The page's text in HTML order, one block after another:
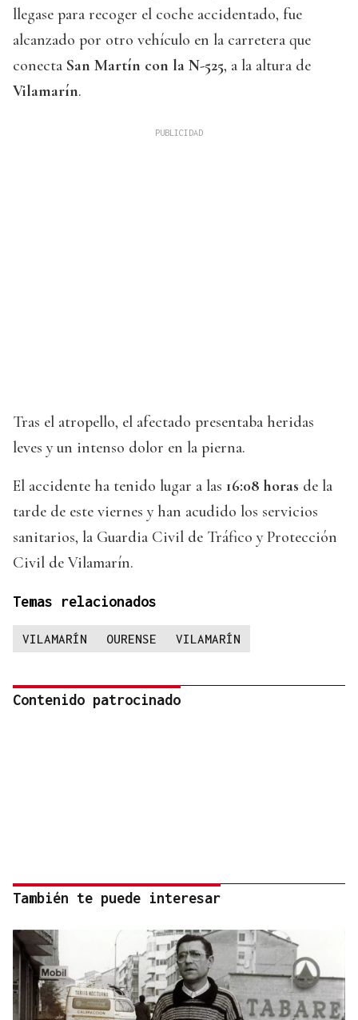
llegase para recoger el coche accidentado, fue
alcanzado por otro vehículo en la carretera que
conecta San Martín con la N-525, a la altura de
Vilamarín.
Tras el atropello, el afectado presentaba heridas
leves y un intenso dolor en la pierna.
El accidente ha tenido lugar a las 16:08 horas de la
tarde de este viernes y han acudido los servicios
sanitarios, la Guardia Civil de Tráfico y Protección
Civil de Vilamarín.
Temas relacionados
VILAMARÍN OURENSE VILAMARÍN
Contenido patrocinado
También te puede interesar